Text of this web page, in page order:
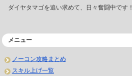
ダイヤタマゴを追い求めて、日々奮闘中です！
メニュー
ノーコン攻略まとめ
スキル上げ一覧